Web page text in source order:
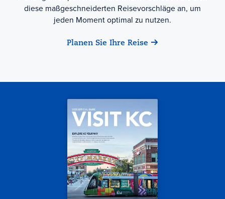
diese maßgeschneiderten Reisevorschläge an, um
jeden Moment optimal zu nutzen.
Planen Sie Ihre Reise